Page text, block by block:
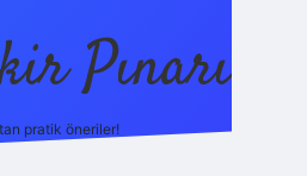
Pınarı
pratik öneriler!